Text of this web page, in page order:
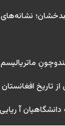
ماتریالیسم
تاریخ افغانستان
دانشگاهیان آ ریایی